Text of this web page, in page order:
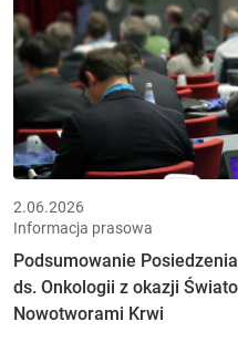
2.06.2026
Informacja prasowa
Podsumowanie
ds. Onkologii z okazji
Nowotworami Krwi